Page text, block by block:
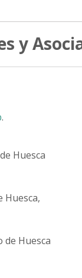
y
.
Huesca
Huesca,
de Huesca